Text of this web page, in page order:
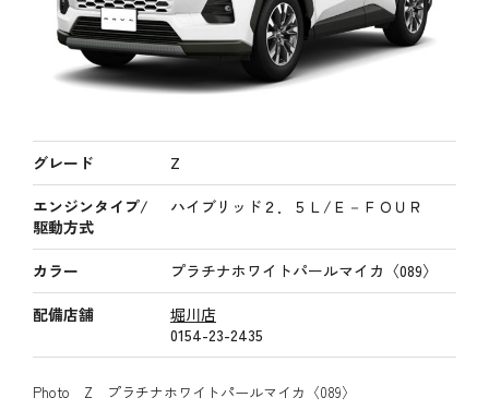
グレード
Z
エンジンタイプ/
駆動方式
ハイブリッド２．５Ｌ/Ｅ－ＦＯＵＲ
カラー
プラチナホワイトパールマイカ〈089〉
配備店舗
堀川店
0154-23-2435
Photo Z プラチナホワイトパールマイカ〈089〉